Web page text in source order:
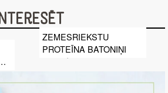
ZEMESRIEKSTU
PROTEĪNA BATONIŅI